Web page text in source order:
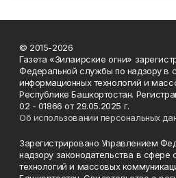
© 2015-2026
Газета «Зилаирские огни»
Федеральной службы по надзору в
информационных технологий и
Республике Башкортостан.
02 - 01866 от 29.05.2025 г.
Об использовании персональных
Зарегистрировано Управлением
надзору законодательства в сфере
технологий и массовых